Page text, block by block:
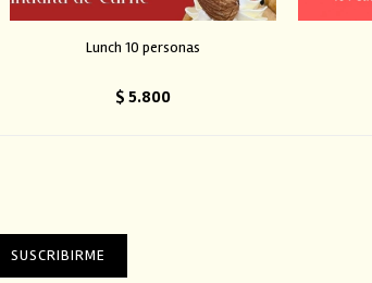
Lunch 10 personas
$ 5.800
SUSCRIBIRME